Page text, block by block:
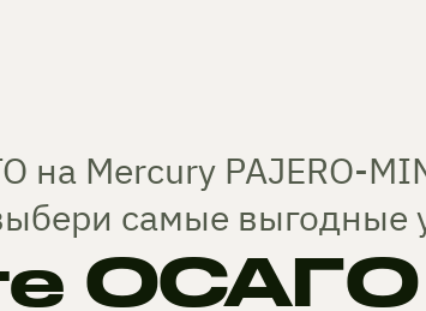
на Mercury PAJERO-
самые выгодные